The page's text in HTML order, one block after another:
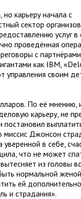
карьеру начала с
сектор
услуг в
проведённая
с
как IBM,
управления своим
По её мнению,
карьеру, не
постановил
миссис Джонсон
в себе,
что не может
из головы
нормальной
ей
и страдания».